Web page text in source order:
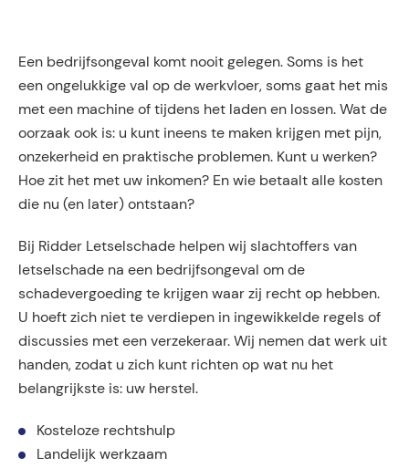
Een bedrijfsongeval komt nooit gelegen. Soms is het
een ongelukkige val op de werkvloer, soms gaat het mis
met een machine of tijdens het laden en lossen. Wat de
oorzaak ook is: u kunt ineens te maken krijgen met pijn,
onzekerheid en praktische problemen. Kunt u werken?
Hoe zit het met uw inkomen? En wie betaalt alle kosten
die nu (en later) ontstaan?
Bij Ridder Letselschade helpen wij slachtoffers van
letselschade na een bedrijfsongeval om de
schadevergoeding te krijgen waar zij recht op hebben.
U hoeft zich niet te verdiepen in ingewikkelde regels of
discussies met een verzekeraar. Wij nemen dat werk uit
handen, zodat u zich kunt richten op wat nu het
belangrijkste is: uw herstel.
Kosteloze rechtshulp
Landelijk werkzaam